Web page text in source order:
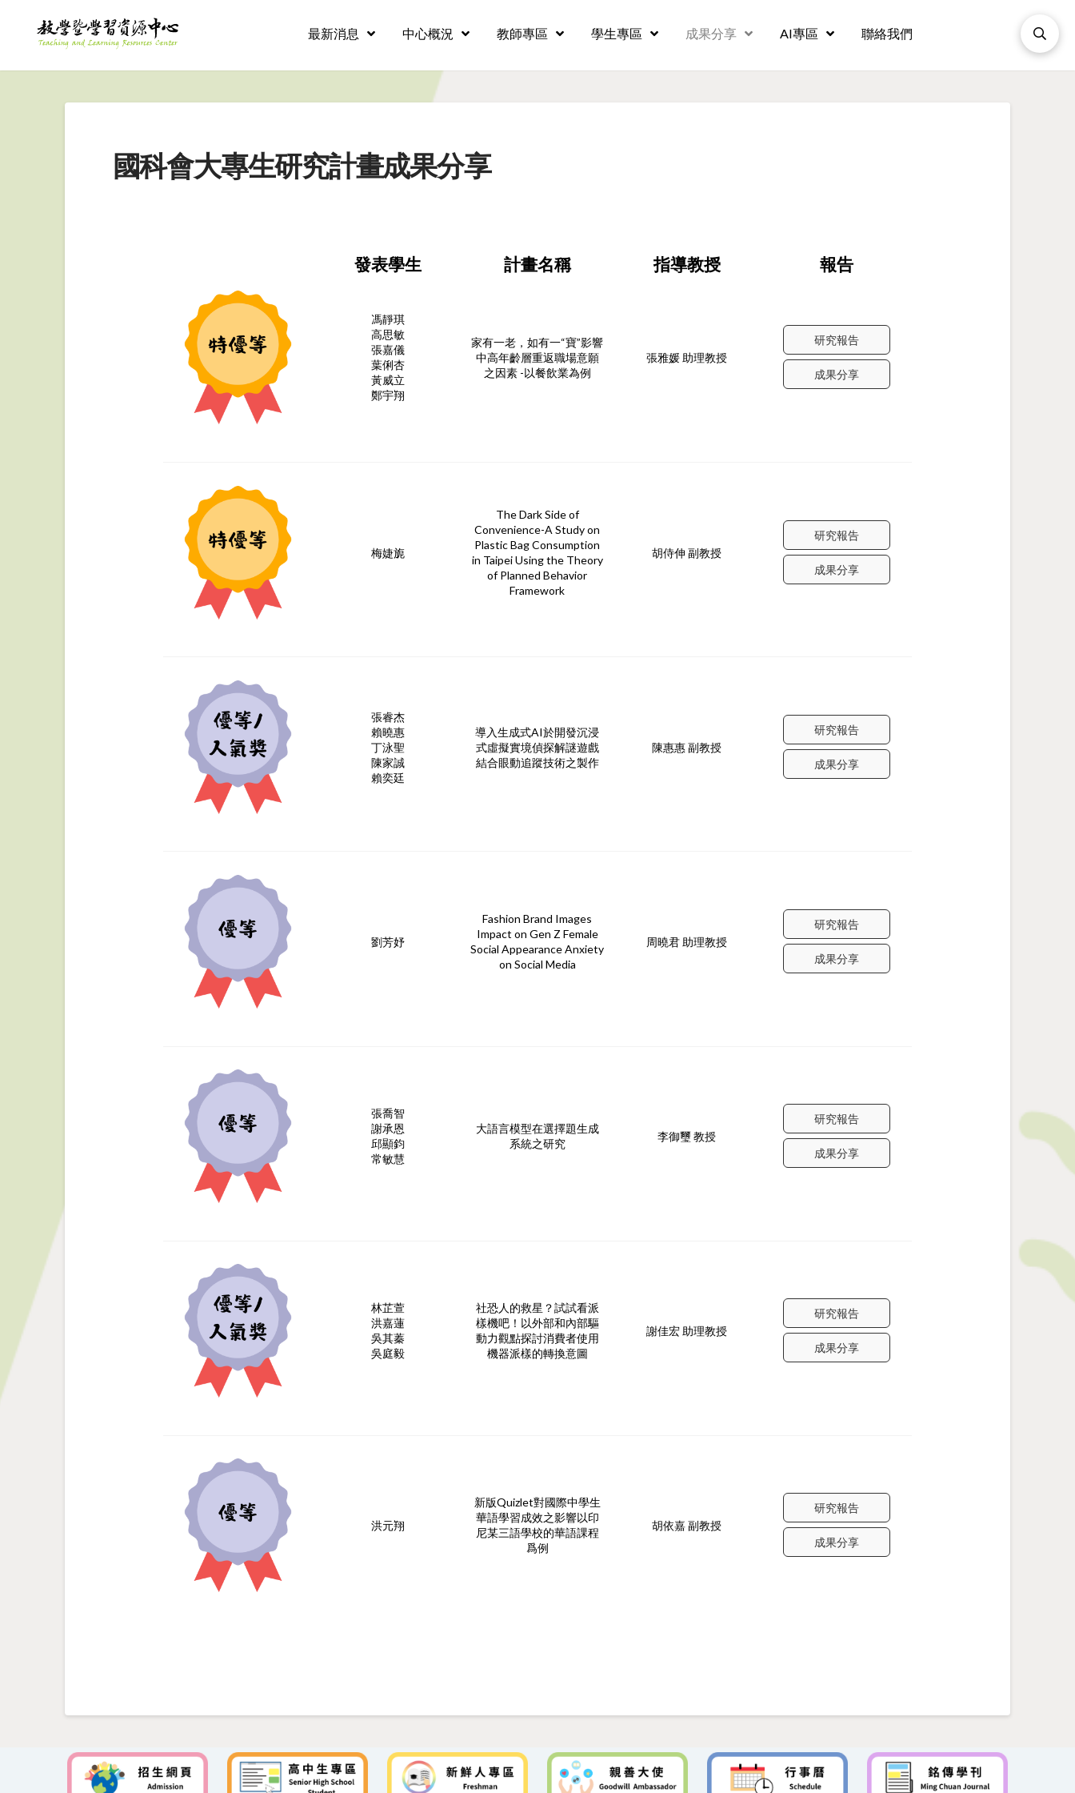
最新消息 中心概況 教師專區 學生專區 成果分享 AI專區 聯絡我們
國科會大專生研究計畫成果分享
發表學生 計畫名稱 指導教授 報告
馮靜琪
高思敏
張嘉儀
葉俐杏
黃威立
鄭宇翔
家有一老，如有一“寶”影響
中高年齡層重返職場意願
之因素 -以餐飲業為例
張雅媛 助理教授
研究報告
成果分享
梅婕旎
The Dark Side of
Convenience-A Study on
Plastic Bag Consumption
in Taipei Using the Theory
of Planned Behavior
Framework
胡侍伸 副教授
研究報告
成果分享
張睿杰
賴曉惠
丁泳聖
陳家誠
賴奕廷
導入生成式AI於開發沉浸
式虛擬實境偵探解謎遊戲
結合眼動追蹤技術之製作
陳惠惠 副教授
研究報告
成果分享
劉芳妤
Fashion Brand Images
Impact on Gen Z Female
Social Appearance Anxiety
on Social Media
周曉君 助理教授
研究報告
成果分享
張喬智
謝承恩
邱顯鈞
常敏慧
大語言模型在選擇題生成
系統之研究
李御璽 教授
研究報告
成果分享
林芷萱
洪嘉蓮
吳其蓁
吳庭毅
社恐人的救星？試試看派
樣機吧！以外部和內部驅
動力觀點探討消費者使用
機器派樣的轉換意圖
謝佳宏 助理教授
研究報告
成果分享
洪元翔
新版Quizlet對國際中學生
華語學習成效之影響以印
尼某三語學校的華語課程
爲例
胡依嘉 副教授
研究報告
成果分享